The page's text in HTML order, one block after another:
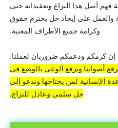
فهم أصل هذا النزاع وتعقيداته حتى
والعمل على إيجاد حل يحترم حقوق
وكرامة جميع الأطراف المعنية.
إن كرمكم ودعمكم ضروريان لعملنا.
أصواتنا ونرفع الوعي بالوضع في
الإنسانية لمن يحتاجها وندعو إلى
حل سلمي وعادل للنزاع.